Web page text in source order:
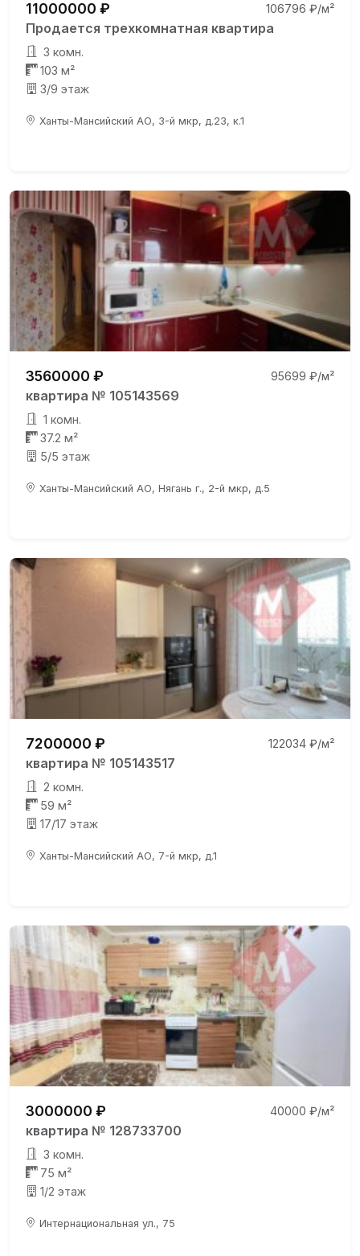
11000000 ₽ 106796 ₽/м²
Продается трехкомнатная квартира
3 комн.
103 м²
3/9 этаж
Ханты-Мансийский АО, 3-й мкр, д.23, к.1
3560000 ₽ 95699 ₽/м²
квартира № 105143569
1 комн.
37.2 м²
5/5 этаж
Ханты-Мансийский АО, Нягань г., 2-й мкр, д.5
7200000 ₽ 122034 ₽/м²
квартира № 105143517
2 комн.
59 м²
17/17 этаж
Ханты-Мансийский АО, 7-й мкр, д.1
3000000 ₽ 40000 ₽/м²
квартира № 128733700
3 комн.
75 м²
1/2 этаж
Интернациональная ул., 75